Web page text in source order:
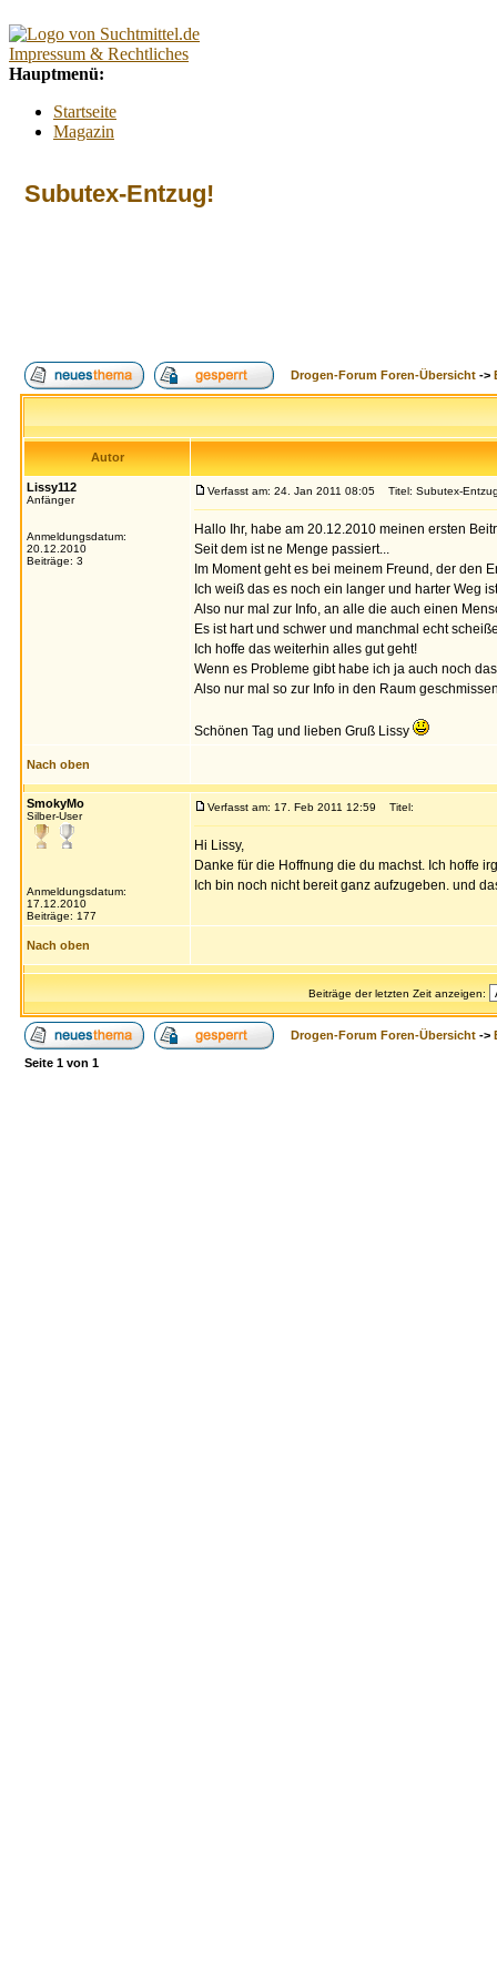
Subutex-Entzug!
Drogen-Forum Foren-Übersicht ->
Autor
Lissy112
Anfänger
Anmeldungsdatum:
20.12.2010
Beiträge: 3
Verfasst am: 24. Jan 2011 08:05 Titel: Subutex-
Hallo Ihr, habe am 20.12.2010 meinen ersten
Seit dem ist ne Menge passiert...
Im Moment geht es bei meinem Freund, der den
Ich weiß das es noch ein langer und harter Weg
Also nur mal zur Info, an alle die auch einen
Es ist hart und schwer und manchmal echt
Ich hoffe das weiterhin alles gut geht!
Wenn es Probleme gibt habe ich ja auch noch
Also nur mal so zur Info in den Raum
Schönen Tag und lieben Gruß Lissy
Nach oben
SmokyMo
Silber-User
Anmeldungsdatum:
17.12.2010
Beiträge: 177
Verfasst am: 17. Feb 2011 12:59 Titel:
Hi Lissy,
Danke für die Hoffnung die du machst. Ich hoffe
Ich bin noch nicht bereit ganz aufzugeben. und
Nach oben
Beiträge der letzten Zeit anzeigen:
Drogen-Forum Foren-Übersicht ->
Seite 1 von 1
Impressum & Rechtliches
Hauptmenü:
Startseite
Magazin
Lexikon
Promillerechner
BMI-Rechner
Index Suche FAQ Login